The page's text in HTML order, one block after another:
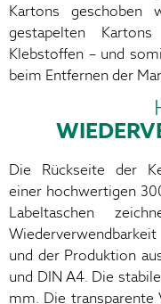
Kartons geschoben
gestapelten
Klebstoffen – und
beim Entfernen der
Die Rückseite der
einer hochwertigen
Labeltaschen
und der Produktion
und DIN A4. Die
mm. Die transparente